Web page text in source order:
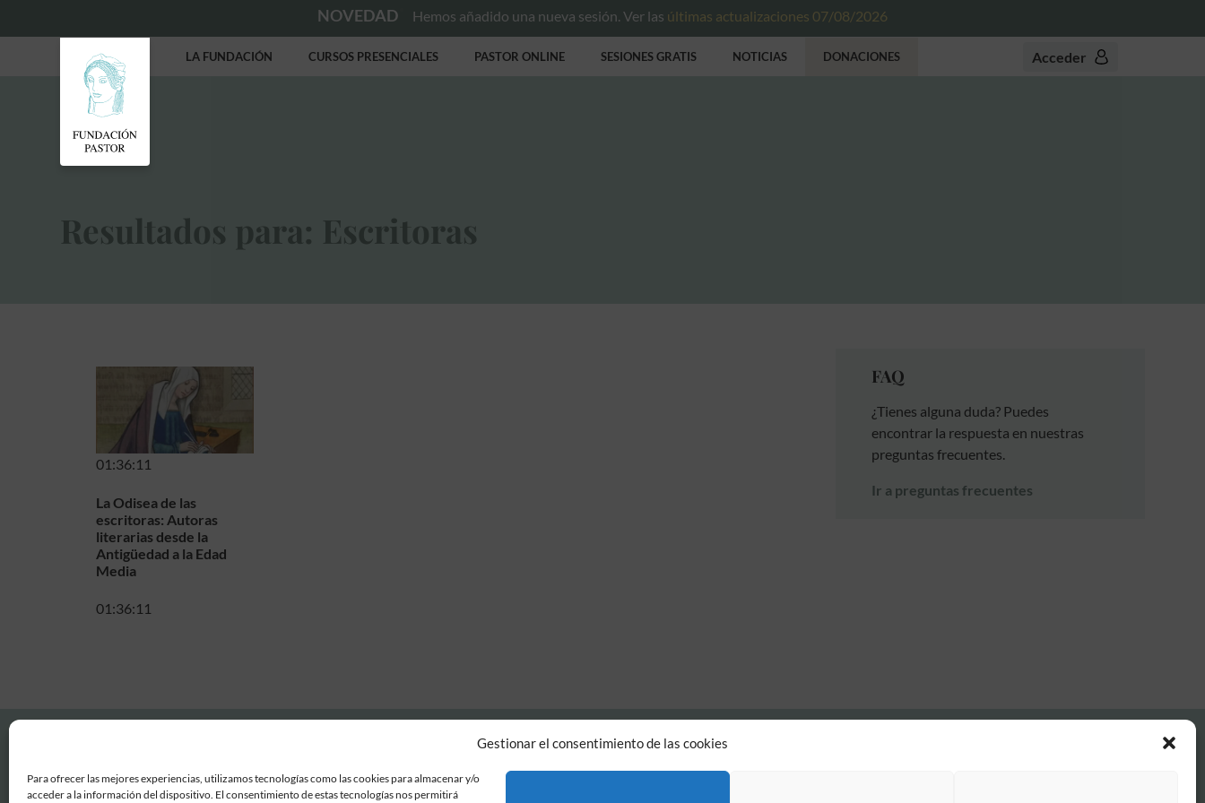
Gestionar el consentimiento de las cookies
Para ofrecer las mejores experiencias, utilizamos tecnologías como las cookies para almacenar y/o
acceder a la información del dispositivo. El consentimiento de estas tecnologías nos permitirá
NOVEDAD Hemos añadido una nueva sesión. Ver las últimas actualizaciones 07/08/2026
LA FUNDACIÓN CURSOS PRESENCIALES PASTOR ONLINE SESIONES GRATIS NOTICIAS DONACIONES Acceder
Resultados para: Escritoras
01:36:11
La Odisea de las
escritoras: Autoras
literarias desde la
Antigüedad a la Edad
Media
01:36:11
FAQ
¿Tienes alguna duda? Puedes
encontrar la respuesta en nuestras
preguntas frecuentes.
Ir a preguntas frecuentes
Calle Serrano, 107. Madrid, 28006.